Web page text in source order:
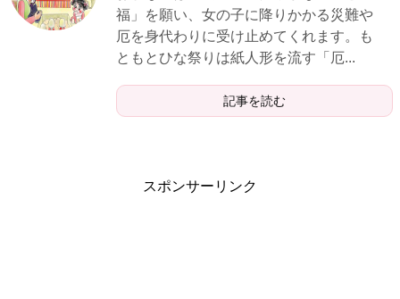
福」を願い、女の子に降りかかる災難や
厄を身代わりに受け止めてくれます。も
ともとひな祭りは紙人形を流す「厄...
記事を読む
スポンサーリンク